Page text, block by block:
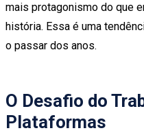
mais protagonismo do que
história. Essa é uma
o passar dos anos.
O Desafio do
Plataformas